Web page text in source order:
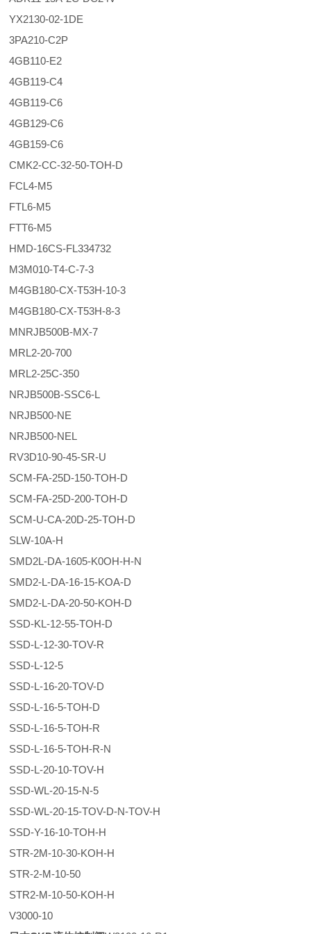
YX2130-02-1DE
3PA210-C2P
4GB110-E2
4GB119-C4
4GB119-C6
4GB129-C6
4GB159-C6
CMK2-CC-32-50-TOH-D
FCL4-M5
FTL6-M5
FTT6-M5
HMD-16CS-FL334732
M3M010-T4-C-7-3
M4GB180-CX-T53H-10-3
M4GB180-CX-T53H-8-3
MNRJB500B-MX-7
MRL2-20-700
MRL2-25C-350
NRJB500B-SSC6-L
NRJB500-NE
NRJB500-NEL
RV3D10-90-45-SR-U
SCM-FA-25D-150-TOH-D
SCM-FA-25D-200-TOH-D
SCM-U-CA-20D-25-TOH-D
SLW-10A-H
SMD2L-DA-1605-K0OH-H-N
SMD2-L-DA-16-15-KOA-D
SMD2-L-DA-20-50-KOH-D
SSD-KL-12-55-TOH-D
SSD-L-12-30-TOV-R
SSD-L-12-5
SSD-L-16-20-TOV-D
SSD-L-16-5-TOH-D
SSD-L-16-5-TOH-R
SSD-L-16-5-TOH-R-N
SSD-L-20-10-TOV-H
SSD-WL-20-15-N-5
SSD-WL-20-15-TOV-D-N-TOV-H
SSD-Y-16-10-TOH-H
STR-2M-10-30-KOH-H
STR-2-M-10-50
STR2-M-10-50-KOH-H
V3000-10